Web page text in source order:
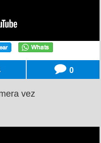
0
vez